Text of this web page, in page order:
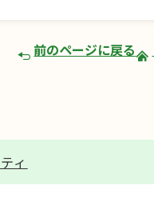
前のページに戻る
ィ